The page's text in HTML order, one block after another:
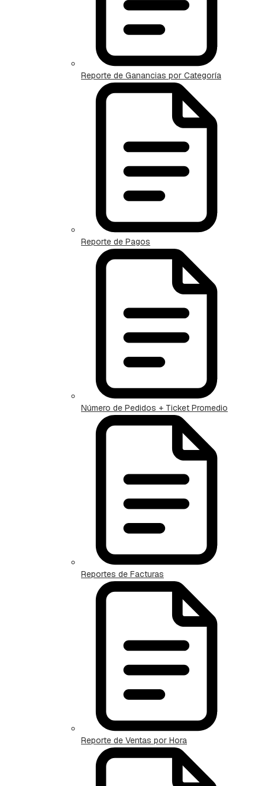
Reporte de Ganancias por Categoría
Reporte de Pagos
Número de Pedidos + Ticket Promedio
Reportes de Facturas
Reporte de Ventas por Hora